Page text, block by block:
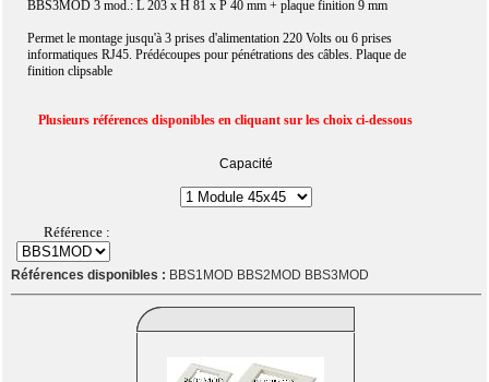
BBS3MOD 3 mod.: L 203 x H 81 x P 40 mm + plaque finition 9 mm
Permet le montage jusqu'à 3 prises d'alimentation 220 Volts ou 6 prises
informatiques RJ45. Prédécoupes pour pénétrations des câbles. Plaque de
finition clipsable
Plusieurs références disponibles en cliquant sur les choix ci-dessous
Capacité
Référence :
Références disponibles : BBS1MOD BBS2MOD BBS3MOD